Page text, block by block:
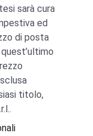
sarà cura
ed
di posta
titolo,